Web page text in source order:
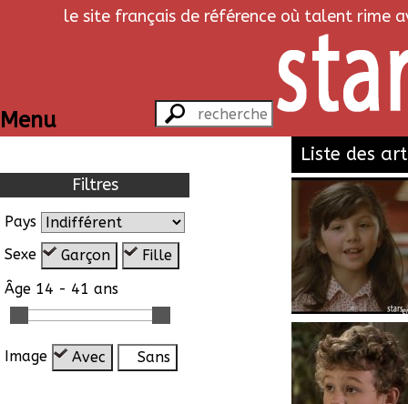
le site français de référence où talent rime
Menu
Filtres
Pays
Sexe
Garçon
Fille
Âge 14 - 41 ans
Image Avec Sans
Liste des